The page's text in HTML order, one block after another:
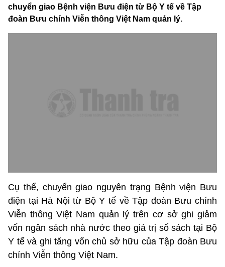
chuyển giao Bệnh viện Bưu điện từ Bộ Y tế về Tập
đoàn Bưu chính Viễn thông Việt Nam quản lý.
Cụ thể, chuyển giao nguyên trạng Bệnh viện Bưu
điện tại Hà Nội từ Bộ Y tế về Tập đoàn Bưu chính
Viễn thông Việt Nam quản lý trên cơ sở ghi giảm
vốn ngân sách nhà nước theo giá trị sổ sách tại Bộ
Y tế và ghi tăng vốn chủ sở hữu của Tập đoàn Bưu
chính Viễn thông Việt Nam.